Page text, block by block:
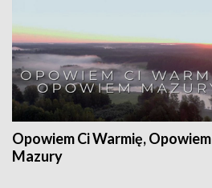
Opowiem Ci Warmię, Opowiem
Mazury